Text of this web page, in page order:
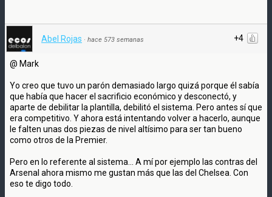
+4
Abel Rojas · hace 573 semanas
@ Mark
Yo creo que tuvo un parón demasiado largo quizá porque él sabía
que había que hacer el sacrificio económico y desconectó, y
aparte de debilitar la plantilla, debilitó el sistema. Pero antes sí que
era competitivo. Y ahora está intentando volver a hacerlo, aunque
le falten unas dos piezas de nivel altísimo para ser tan bueno
como otros de la Premier.
Pero en lo referente al sistema... A mí por ejemplo las contras del
Arsenal ahora mismo me gustan más que las del Chelsea. Con
eso te digo todo.